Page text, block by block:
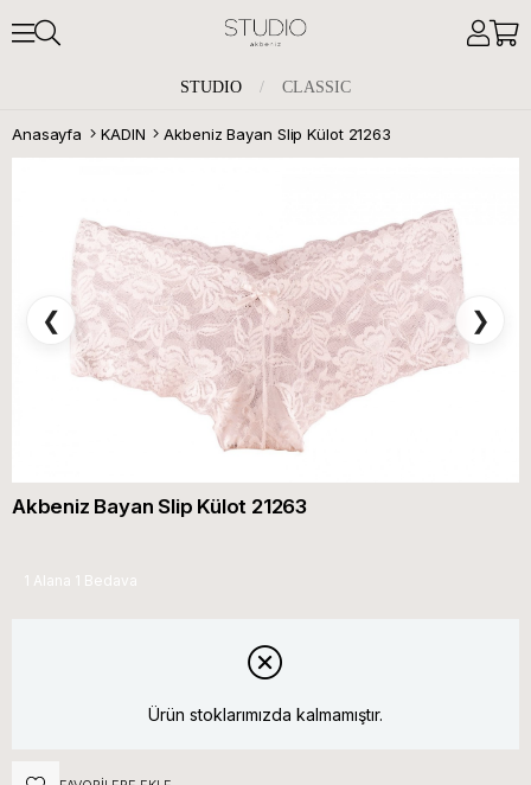
STUDIO / CLASSIC
Anasayfa KADIN Akbeniz Bayan Slip Külot 21263
❮ ❯
Akbeniz Bayan Slip Külot 21263
1 Alana 1 Bedava
Ürün stoklarımızda kalmamıştır.